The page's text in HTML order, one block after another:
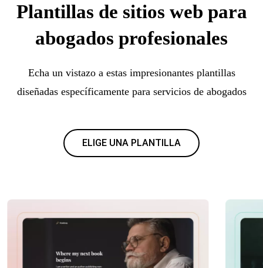
Plantillas de sitios web para
abogados profesionales
Echa un vistazo a estas impresionantes plantillas
diseñadas específicamente para servicios de abogados
ELIGE UNA PLANTILLA